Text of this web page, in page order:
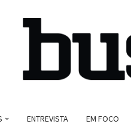
ENTREVISTA EM FOCO